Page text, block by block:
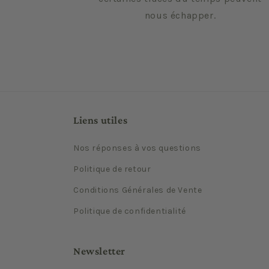
nous échapper.
Liens utiles
Nos réponses à vos questions
Politique de retour
Conditions Générales de Vente
Politique de confidentialité
Newsletter